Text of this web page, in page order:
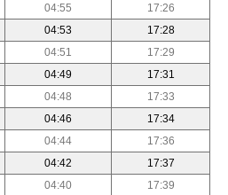
04:55
17:26
04:53
17:28
04:51
17:29
04:49
17:31
04:48
17:33
04:46
17:34
04:44
17:36
04:42
17:37
04:40
17:39